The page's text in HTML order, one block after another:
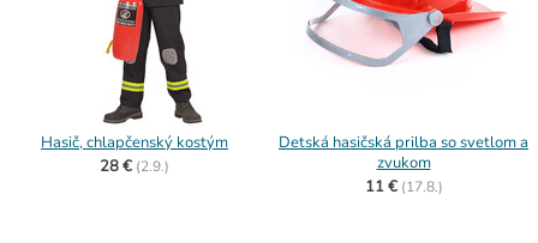
Hasič, chlapčenský kostým
28 € (2.9.)
Detská hasičská prilba so svetlom a
zvukom
11 € (17.8.)